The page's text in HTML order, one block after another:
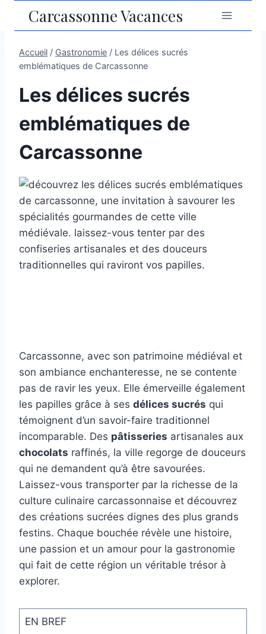
Carcassonne Vacances
Accueil / Gastronomie / Les délices sucrés
emblématiques de Carcassonne
Les délices sucrés
emblématiques de
Carcassonne
Carcassonne, avec son patrimoine médiéval et
son ambiance enchanteresse, ne se contente
pas de ravir les yeux. Elle émerveille également
les papilles grâce à ses délices sucrés qui
témoignent d’un savoir-faire traditionnel
incomparable. Des pâtisseries artisanales aux
chocolats raffinés, la ville regorge de douceurs
qui ne demandent qu’à être savourées.
Laissez-vous transporter par la richesse de la
culture culinaire carcassonnaise et découvrez
des créations sucrées dignes des plus grands
festins. Chaque bouchée révèle une histoire,
une passion et un amour pour la gastronomie
qui fait de cette région un véritable trésor à
explorer.
EN BREF